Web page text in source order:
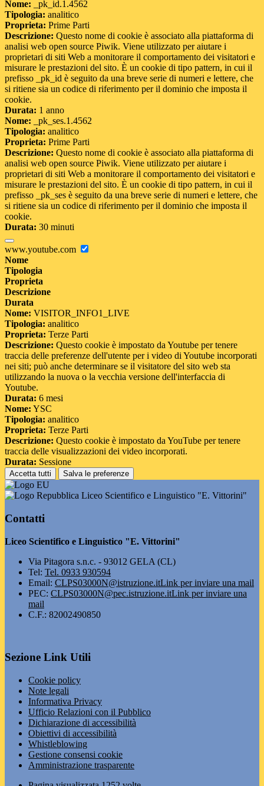
Nome: _pk_id.1.4562
Tipologia: analitico
Proprieta: Prime Parti
Descrizione: Questo nome di cookie è associato alla piattaforma di
analisi web open source Piwik. Viene utilizzato per aiutare i
proprietari di siti Web a monitorare il comportamento dei visitatori e
misurare le prestazioni del sito. È un cookie di tipo pattern, in cui il
prefisso _pk_id è seguito da una breve serie di numeri e lettere, che
si ritiene sia un codice di riferimento per il dominio che imposta il
cookie.
Durata: 1 anno
Nome: _pk_ses.1.4562
Tipologia: analitico
Proprieta: Prime Parti
Descrizione: Questo nome di cookie è associato alla piattaforma di
analisi web open source Piwik. Viene utilizzato per aiutare i
proprietari di siti Web a monitorare il comportamento dei visitatori e
misurare le prestazioni del sito. È un cookie di tipo pattern, in cui il
prefisso _pk_ses è seguito da una breve serie di numeri e lettere, che
si ritiene sia un codice di riferimento per il dominio che imposta il
cookie.
Durata: 30 minuti
www.youtube.com
Nome
Tipologia
Proprieta
Descrizione
Durata
Nome: VISITOR_INFO1_LIVE
Tipologia: analitico
Proprieta: Terze Parti
Descrizione: Questo cookie è impostato da Youtube per tenere
traccia delle preferenze dell'utente per i video di Youtube incorporati
nei siti; può anche determinare se il visitatore del sito web sta
utilizzando la nuova o la vecchia versione dell'interfaccia di
Youtube.
Durata: 6 mesi
Nome: YSC
Tipologia: analitico
Proprieta: Terze Parti
Descrizione: Questo cookie è impostato da YouTube per tenere
traccia delle visualizzazioni dei video incorporati.
Durata: Sessione
Accetta tutti Salva le preferenze
Liceo Scientifico e Linguistico "E. Vittorini"
Contatti
Liceo Scientifico e Linguistico "E. Vittorini"
Via Pitagora s.n.c. - 93012 GELA (CL)
Tel: Tel. 0933 930594
Email: CLPS03000N@istruzione.itLink per inviare una mail
PEC: CLPS03000N@pec.istruzione.itLink per inviare una
mail
C.F.: 82002490850
Sezione Link Utili
Cookie policy
Note legali
Informativa Privacy
Ufficio Relazioni con il Pubblico
Dichiarazione di accessibilità
Obiettivi di accessibilità
Whistleblowing
Gestione consensi cookie
Amministrazione trasparente